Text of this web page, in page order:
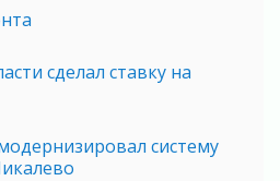
сделал ставку на
систему